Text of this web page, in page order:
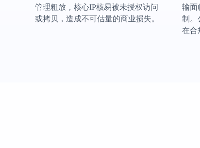
管理粗放，核心IP核易被未授权访问
或拷贝，造成不可估量的商业损失。
输面
制。
在合